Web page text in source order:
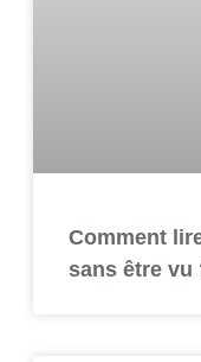
Comment
sans être vu